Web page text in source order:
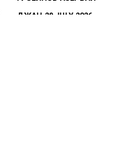
ДЖАН 29 JULY 2026